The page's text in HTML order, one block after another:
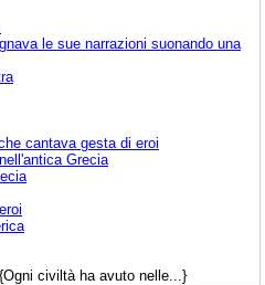
le sue narrazioni suonando una
cantava gesta di eroi
Grecia
{Ogni civiltà ha avuto nelle...}